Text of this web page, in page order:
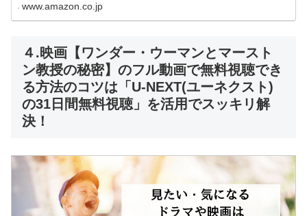
www.amazon.co.jp
４.映画【ワンダー・ウーマンとマースト
ン教授の秘密】のフル動画で無料視聴でき
る方法のコツは「U-NEXT(ユーネクスト)
の31日間無料視聴」を活用でスッキリ解
決！